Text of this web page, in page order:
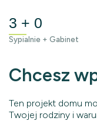
3 + 0
Sypialnie + Gabinet
Chcesz
Ten projekt domu
Twojej rodziny i